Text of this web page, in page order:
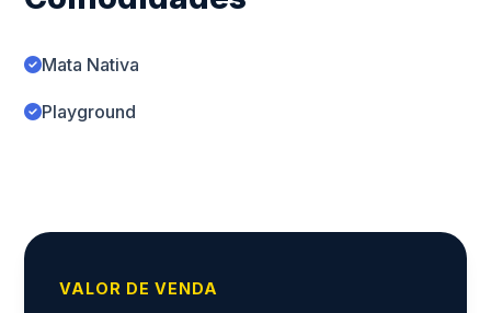
Mata Nativa
Playground
VALOR DE VENDA